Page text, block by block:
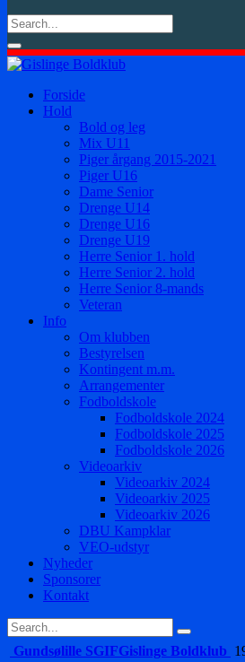
Forside
Hold
Bold og leg
Mix U11
Piger årgang 2015-2021
Piger U16
Dame Senior
Drenge U14
Drenge U16
Drenge U19
Herre Senior 1. hold
Herre Senior 2. hold
Herre Senior 8-mands
Veteran
Info
Om klubben
Bestyrelsen
Kontingent m.m.
Arrangementer
Fodboldskole
Fodboldskole 2024
Fodboldskole 2025
Fodboldskole 2026
Videoarkiv
Videoarkiv 2024
Videoarkiv 2025
Videoarkiv 2026
DBU Kampklar
VEO-udstyr
Nyheder
Sponsorer
Kontakt
Gundsølille SGIFGislinge Boldklub